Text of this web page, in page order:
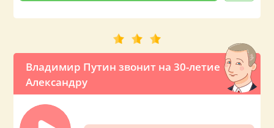
Владимир Путин звонит на 30-летие
Александру